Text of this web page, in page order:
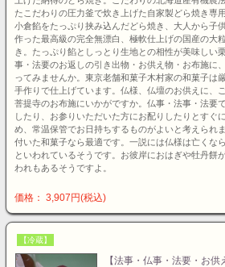
たこだわりの圧力釜で炊き上げた自家製どら焼き専
小倉餡をたっぷり挟み込んだどら焼き、大人から子
作った最高級の完全無漂白、極軟仕上げの国産の大
き。たっぷり餡としっとり生地との相性が美味しい
事・法要のお返しの引き出物・お供え物・お布施に
ってみませんか。東京老舗和菓子木村家の和菓子は
手作りで仕上げています。仏様、仏壇のお供えに、
菩提寺のお布施にいかがですか。仏事・法事・法要
したり、お参りいただいた方にお配りしたりとすぐ
め、常温保管でお日持ちするものがよいと考えられ
付いた和菓子なら最適です。一説には仏様は亡くな
といわれているそうです。お彼岸におはぎや牡丹餅
われもあるそうですよ。
価格： 3,907円(税込)
【冷蔵】
【法事・仏事・法要・お